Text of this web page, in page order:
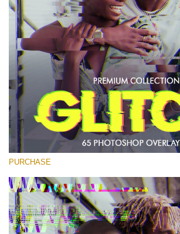
Large 6000*4000px
मुफ्त डाउनलोड
PURCHASE